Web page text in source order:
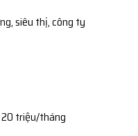
siêu thị, công ty
20 triệu/tháng